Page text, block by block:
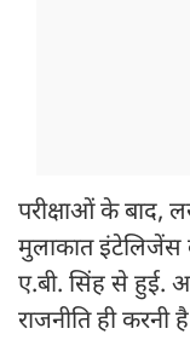
परीक्षाओं के बाद,
मुलाकात इंटेलिजेंस
ए.बी. सिंह से हुई.
राजनीति ही